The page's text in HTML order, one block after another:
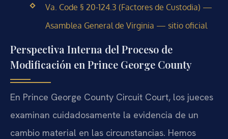
Va. Code § 20-124.3 (Factores de Custodia) —
Asamblea General de Virginia — sitio oficial
Perspectiva Interna del Proceso de
Modificación en Prince George County
En Prince George County Circuit Court, los jueces
examinan cuidadosamente la evidencia de un
cambio material en las circunstancias. Hemos